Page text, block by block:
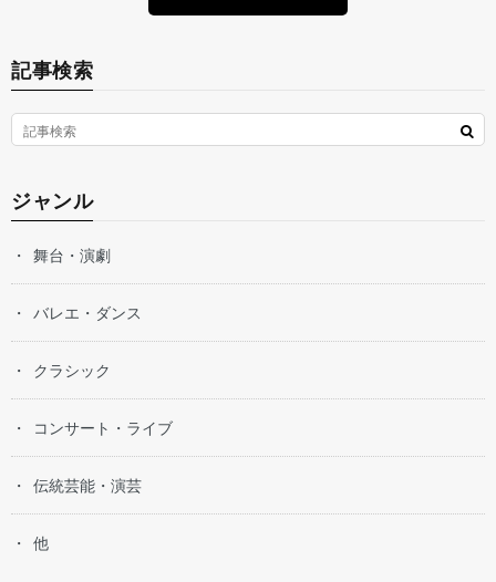
記事検索
ジャンル
舞台・演劇
バレエ・ダンス
クラシック
コンサート・ライブ
伝統芸能・演芸
他